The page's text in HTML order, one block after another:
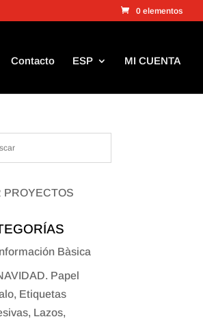
0 elementos
Contacto ESP MI CUENTA
PROYECTOS
Bàsica
Papel
Etiquetas
Lazos,